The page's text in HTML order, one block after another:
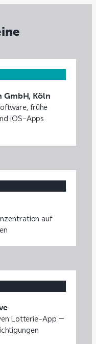
GmbH, Köln
frühe
iOS-Apps
auf
Lotterie-App –